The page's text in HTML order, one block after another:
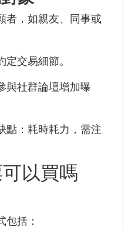
者，如親友、同事或
交易細節。
與社群論壇增加曝
點：耗時耗力，需注
以買嗎
包括：